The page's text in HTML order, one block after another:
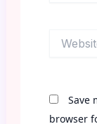
Save
browser